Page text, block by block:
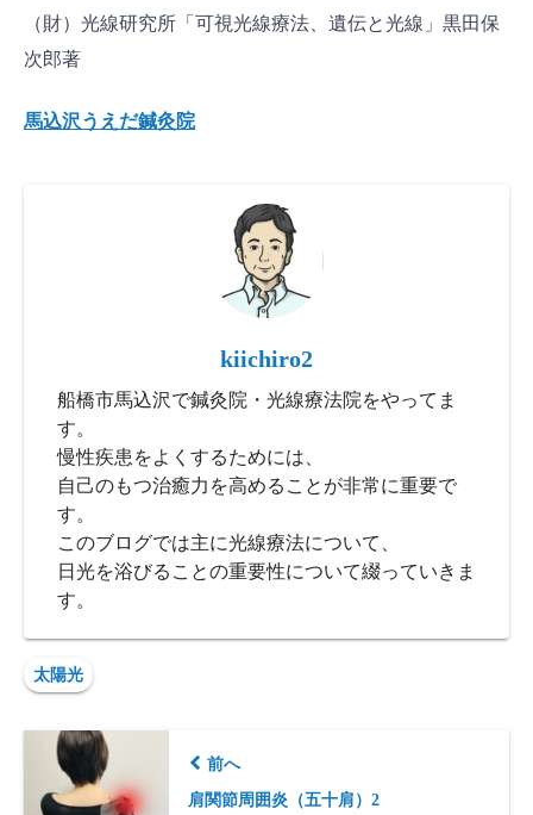
（財）光線研究所「可視光線療法、遺伝と光線」黒田保
次郎著
馬込沢うえだ鍼灸院
kiichiro2
船橋市馬込沢で鍼灸院・光線療法院をやってま
す。
慢性疾患をよくするためには、
自己のもつ治癒力を高めることが非常に重要で
す。
このブログでは主に光線療法について、
日光を浴びることの重要性について綴っていきま
す。
太陽光
前へ
肩関節周囲炎（五十肩）2